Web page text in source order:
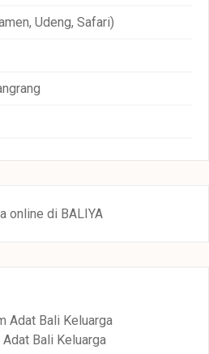
Udeng, Safari)
Bali Keluarga